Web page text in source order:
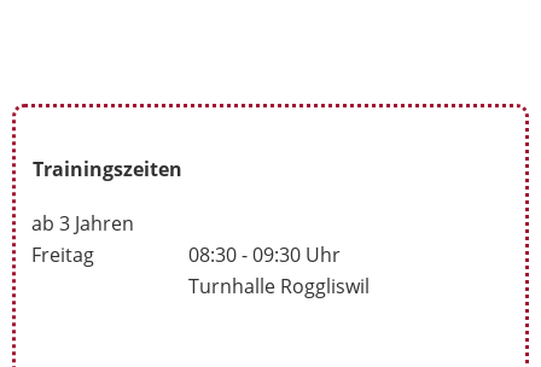
Trainingszeiten
ab 3 Jahren
Freitag
08:30 - 09:30 Uhr
Turnhalle Roggliswil